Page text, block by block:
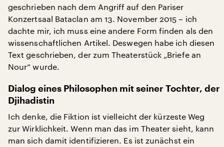
geschrieben nach dem Angriff auf den Pariser
Konzertsaal Bataclan am 13. November 2015 – ich
dachte mir, ich muss eine andere Form finden als den
wissenschaftlichen Artikel. Deswegen habe ich diesen
Text geschrieben, der zum Theaterstück „Briefe an
Nour“ wurde.
Dialog eines Philosophen mit seiner Tochter, der
Djihadistin
Ich denke, die Fiktion ist vielleicht der kürzeste Weg
zur Wirklichkeit. Wenn man das im Theater sieht, kann
man sich damit identifizieren. Es ist zunächst ein